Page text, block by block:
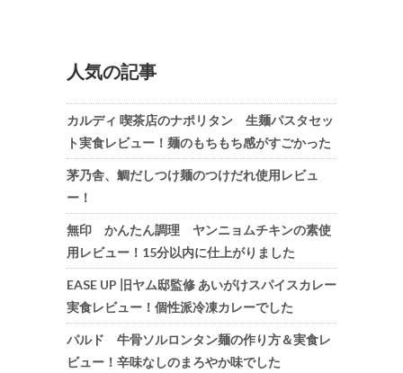
人気の記事
カルディ 喫茶店のナポリタン 生麺パスタセッ
ト実食レビュー！麺のもちもち感がすごかった
茅乃舎、鯛だしつけ麺のつけだれ使用レビュ
ー！
無印 かんたん調理 ヤンニョムチキンの素使
用レビュー！15分以内に仕上がりました
EASE UP 旧ヤム邸監修 あいがけスパイスカレー
実食レビュー！個性派冷凍カレーでした
パルド 牛骨ソルロンタン麺の作り方＆実食レ
ビュー！辛味なしのまろやか味でした